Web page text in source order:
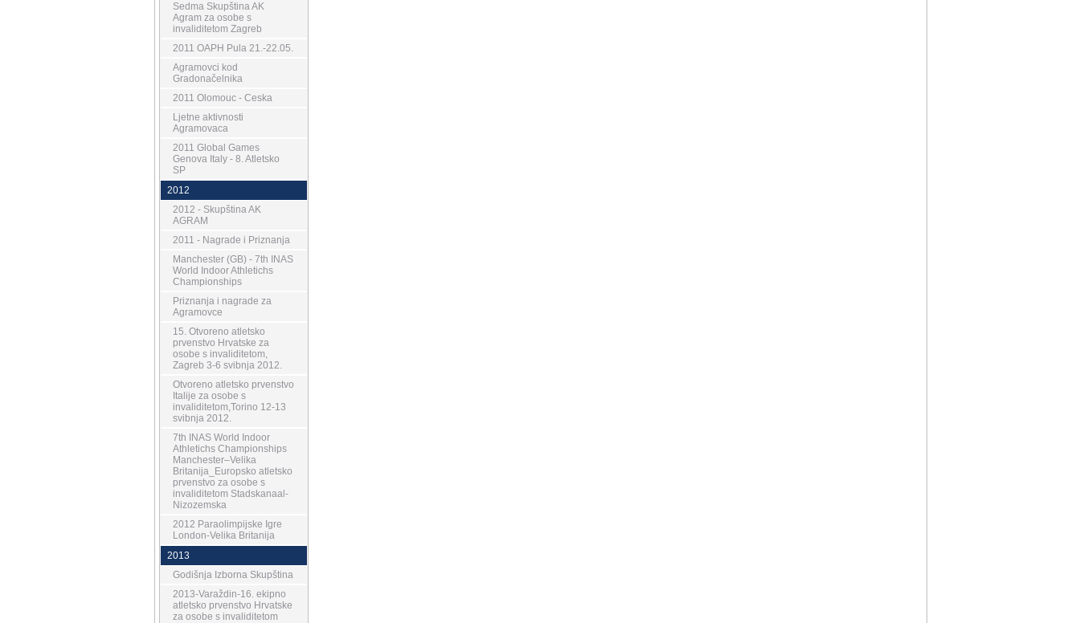
Sedma Skupština AK
Agram za osobe s
invaliditetom Zagreb
2011 OAPH Pula 21.-22.05.
Agramovci kod
Gradonačelnika
2011 Olomouc - Ceska
Ljetne aktivnosti
Agramovaca
2011 Global Games
Genova Italy - 8. Atletsko
SP
2012
2012 - Skupština AK
AGRAM
2011 - Nagrade i Priznanja
Manchester (GB) - 7th INAS
World Indoor Athletichs
Championships
Priznanja i nagrade za
Agramovce
15. Otvoreno atletsko
prvenstvo Hrvatske za
osobe s invaliditetom,
Zagreb 3-6 svibnja 2012.
Otvoreno atletsko prvenstvo
Italije za osobe s
invaliditetom,Torino 12-13
svibnja 2012.
7th INAS World Indoor
Athletichs Championships
Manchester–Velika
Britanija_Europsko atletsko
prvenstvo za osobe s
invaliditetom Stadskanaal-
Nizozemska
2012 Paraolimpijske Igre
London-Velika Britanija
2013
Godišnja Izborna Skupština
2013-Varaždin-16. ekipno
atletsko prvenstvo Hrvatske
za osobe s invaliditetom